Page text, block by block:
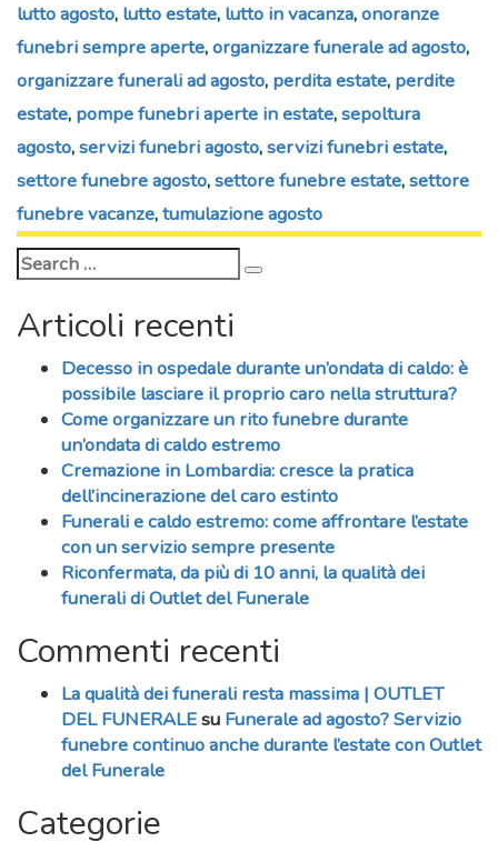
lutto agosto, lutto estate, lutto in vacanza,onoranze
funebri sempre aperte,organizzare funerale ad agosto,
organizzare funerali ad agosto, perdita estate, perdite
estate, pompe funebri aperte in estate,sepoltura
agosto,servizi funebri agosto,servizi funebri estate,
settore funebre agosto,settore funebre estate,settore
funebre vacanze,tumulazione agosto
Search
for:
Search
Articoli recenti
Decesso in ospedale durante un’ondata di caldo: è
possibile lasciare il proprio caro nella struttura?
Come organizzare un rito funebre durante
un’ondata di caldo estremo
Cremazione in Lombardia: cresce la pratica
dell’incinerazione del caro estinto
Funerali e caldo estremo: come affrontare l’estate
con un servizio sempre presente
Riconfermata, da più di 10 anni, la qualità dei
funerali di Outlet del Funerale
Commenti recenti
La qualità dei funerali resta massima | OUTLET
DEL FUNERALEsu Funerale ad agosto? Servizio
funebre continuo anche durante l’estate con Outlet
del Funerale
Categorie